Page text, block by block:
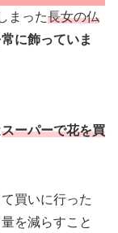
まった長女の仏
に飾っていま
スーパーで花を買
買いに行った
を減らすこと